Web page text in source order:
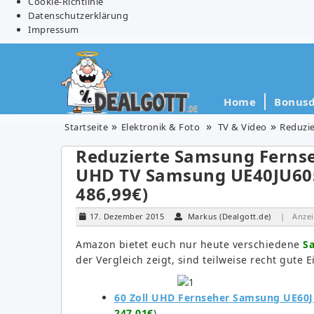
Datenschutzerklärung
Impressum
Home
Startseite Elektronik & Foto TV & Video
Reduzierte Samsung
UHD TV Samsung
486,99€)
17. Dezember 2015 Markus (Dealgott.de) |
Amazon bietet euch nur heute verschiedene
der Vergleich zeigt, sind teilweise recht gute
60 Zoll UHD Fernseher Samsung